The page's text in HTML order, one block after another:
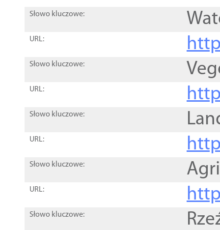
Słowo kluczowe:
URL:
Słowo kluczowe:
URL:
Słowo kluczowe:
URL:
Słowo kluczowe:
URL:
Słowo kluczowe: